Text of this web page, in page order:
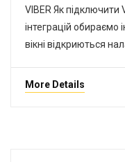
VIBER Як підключити
інтеграцій обираємо
вікні відкриються
More Details